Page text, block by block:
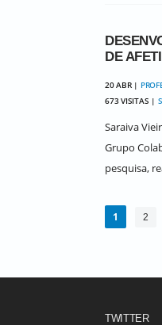
DE
20 ABR |
673 VISITAS |
Saraiva
Grupo
pesquisa,
1 2
TWITTER